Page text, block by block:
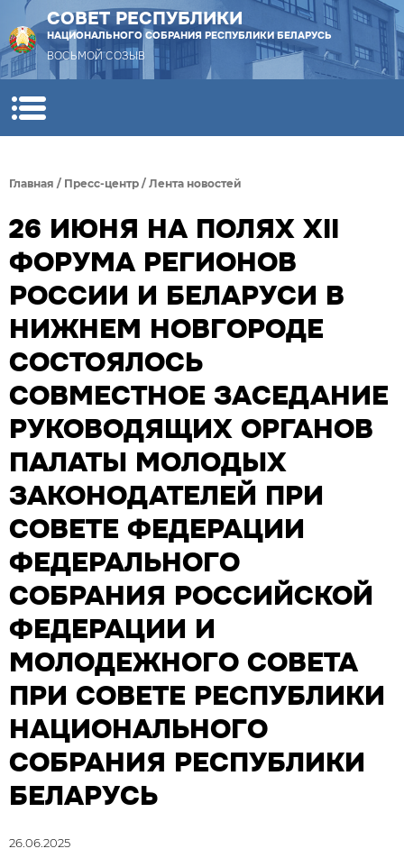
СОВЕТ РЕСПУБЛИКИ
НАЦИОНАЛЬНОГО СОБРАНИЯ РЕСПУБЛИКИ БЕЛАРУСЬ
ВОСЬМОЙ СОЗЫВ
Главная / Пресс-центр / Лента новостей
26 ИЮНЯ НА ПОЛЯХ XII
ФОРУМА РЕГИОНОВ
РОССИИ И БЕЛАРУСИ В
НИЖНЕМ НОВГОРОДЕ
СОСТОЯЛОСЬ
СОВМЕСТНОЕ ЗАСЕДАНИЕ
РУКОВОДЯЩИХ ОРГАНОВ
ПАЛАТЫ МОЛОДЫХ
ЗАКОНОДАТЕЛЕЙ ПРИ
СОВЕТЕ ФЕДЕРАЦИИ
ФЕДЕРАЛЬНОГО
СОБРАНИЯ РОССИЙСКОЙ
ФЕДЕРАЦИИ И
МОЛОДЕЖНОГО СОВЕТА
ПРИ СОВЕТЕ РЕСПУБЛИКИ
НАЦИОНАЛЬНОГО
СОБРАНИЯ РЕСПУБЛИКИ
БЕЛАРУСЬ
26.06.2025